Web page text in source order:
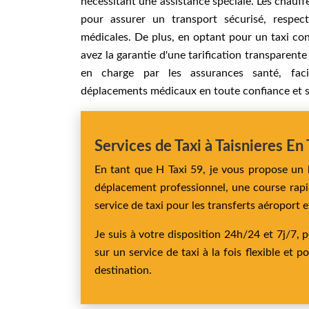
pour assurer un transport sécurisé,
médicales. De plus, en optant pour un taxi
avez la garantie d'une tarification
en charge par les assurances santé,
déplacements médicaux en toute confiance et
Services de Taxi à Taisnieres
En tant que H Taxi 59, je vous propose
déplacement professionnel, une course
service de taxi pour les transferts aéroport
Je suis à votre disposition 24h/24 et 7j/7,
sur un service de taxi à la fois flexible et
destination.